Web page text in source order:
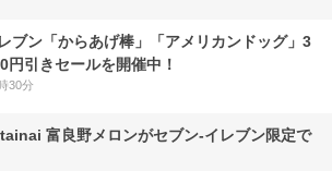
ブン「からあげ棒」「アメリカンドッグ」3
円引きセールを開催中！
30分
富良野メロンがセブン‐イレブン限定で